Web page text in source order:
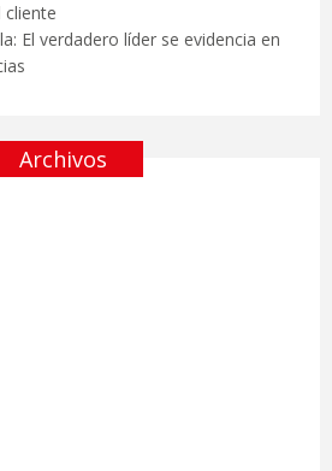
cliente
El verdadero líder se evidencia en
Archivos